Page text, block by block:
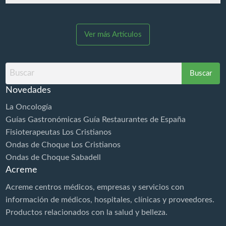
herramienta de gran Evolución Post Trauma. La
post trauma en fase aguda permitiendo la rápida
estabilización de los tejidos y la aceleración de los
procesos de reparación. MUCHO MÁS QUE UNA
20! Los especialistas rehabilitadores médicos y
Ver más Artículos
Buscar
Novedades
La Oncología
Guías Gastronómicas Guía Restaurantes de España
Fisioterapeutas Los Cristianos
Ondas de Choque Los Cristianos
Ondas de Choque Sabadell
Acreme
Acreme centros médicos, empresas y servicios con
información de médicos, hospitales, clínicas y proveedores.
Productos relacionados con la salud y belleza.